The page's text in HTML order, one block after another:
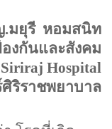
มยุรี หอมสนิท
งกันและสังคม
Hospital
ริราชพยาบาล